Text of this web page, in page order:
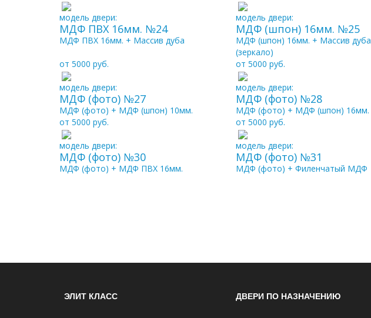
модель двери:
МДФ ПВХ 16мм. №24
МДФ ПВХ 16мм. + Массив дуба
модель двери:
МДФ (шпон) 16мм. №25
МДФ (шпон) 16мм. + Массив дуба
(зеркало)
от 5000 руб.
модель двери:
МДФ (фото) №27
МДФ (фото) + МДФ (шпон) 10мм.
от 5000 руб.
модель двери:
МДФ (фото) №28
МДФ (фото) + МДФ (шпон) 16мм.
от 5000 руб.
модель двери:
МДФ (фото) №30
МДФ (фото) + МДФ ПВХ 16мм.
от 5000 руб.
модель двери:
МДФ (фото) №31
МДФ (фото) + Филенчатый МДФ
ЭЛИТ КЛАСС ДВЕРИ ПО НАЗНАЧЕНИЮ